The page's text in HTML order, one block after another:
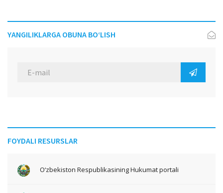
YANGILIKLARGA OBUNA BO‘LISH
FOYDALI RESURSLAR
O‘zbekiston Respublikasining Hukumat portali